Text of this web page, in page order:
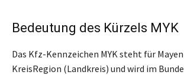
Bedeutung des Kürzels MYK
Das Kfz-Kennzeichen MYK steht für
KreisRegion (Landkreis) und wird im